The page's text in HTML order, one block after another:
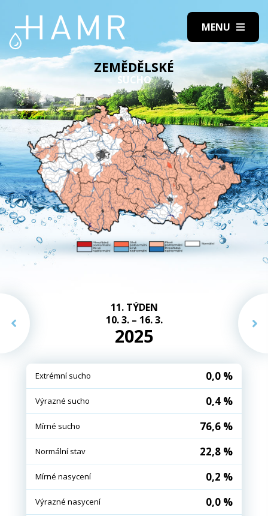
ZEMĚDĚLSKÉ
SUCHO
11. TÝDEN
10. 3. – 16. 3.
2025
Extrémní sucho 0,0 %
Výrazné sucho 0,4 %
Mírné sucho 76,6 %
Normální stav 22,8 %
Mírné nasycení 0,2 %
Výrazné nasycení 0,0 %